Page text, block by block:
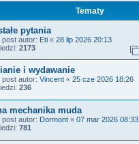
Tematy
pytania
post autor: Eti « 28 lip 2026 20:13
2173
i wydawanie
post autor: Vincent « 25 cze 2026 18:26
236
mechanika muda
post autor: Dormont « 07 mar 2026 08:33
781